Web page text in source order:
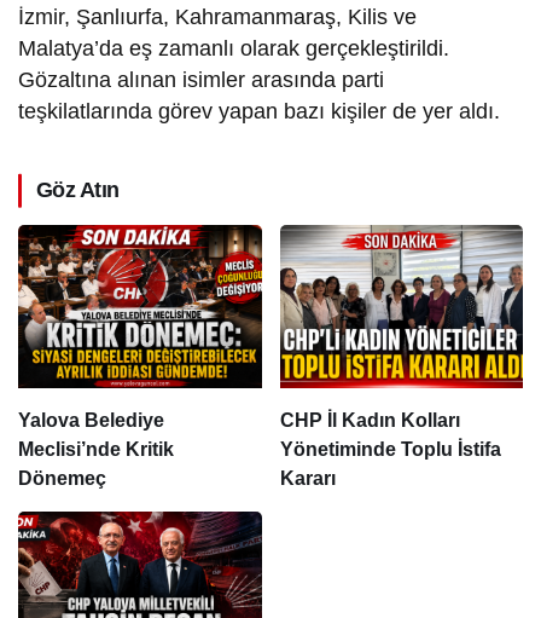
İzmir, Şanlıurfa, Kahramanmaraş, Kilis ve
Malatya’da eş zamanlı olarak gerçekleştirildi.
Gözaltına alınan isimler arasında parti
teşkilatlarında görev yapan bazı kişiler de yer aldı.
Göz Atın
Yalova Belediye
Meclisi’nde Kritik
Dönemeç
CHP İl Kadın Kolları
Yönetiminde Toplu İstifa
Kararı